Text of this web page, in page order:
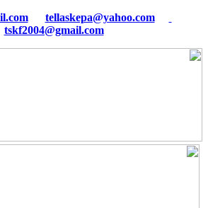
tellaskepa@yahoo.com
tskf2004@gmail.com